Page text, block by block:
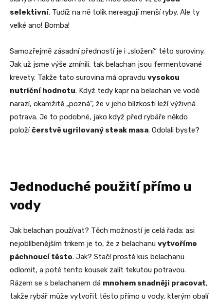
selektivní. Tudíž na ně tolik nereagují menší ryby. Ale ty
velké ano! Bomba!
Samozřejmě zásadní předností je i „složení“ této suroviny.
Jak už jsme výše zmínili, tak belachan jsou fermentované
krevety. Takže tato surovina má opravdu vysokou
nutriční hodnotu. Když tedy kapr na belachan ve vodě
narazí, okamžitě „pozná“, že v jeho blízkosti leží výživná
potrava. Je to podobné, jako když před rybáře někdo
položíčerstvě ugrilovaný steak masa. Odolali byste?
Jednoduché použití přímo u
vody
Jak belachan používat? Těch možností je celá řada: asi
nejoblíbenějším trikem je to, že z belachanu vytvoříme
páchnoucí těsto. Jak? Stačí prostě kus belachanu
odlomit, a poté tento kousek zalít tekutou potravou.
Rázem se s belachanem dá mnohem snadněji pracovat,
takže rybář může vytvořit těsto přímo u vody, kterým obalí